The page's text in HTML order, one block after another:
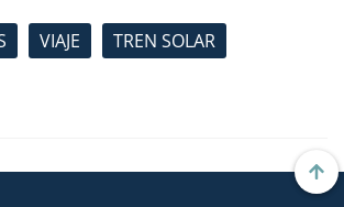
VIAJE
TREN SOLAR